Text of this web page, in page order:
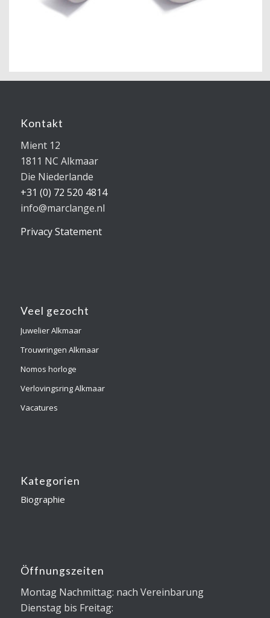
Kontakt
Mient 12
1811 NC Alkmaar
Die Niederlande
+31 (0) 72 520 4814
info@marclange.nl
Privacy Statement
Veel gezocht
Juwelier Alkmaar
Trouwringen Alkmaar
Nomos horloge
Verlovingsring Alkmaar
Vacatures
Kategorien
Biographie
Öffnungszeiten
Montag Nachmittag: nach Vereinbarung
Dienstag bis Freitag: